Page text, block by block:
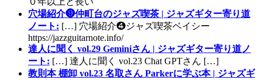
穴場紹介❾仲町台のジャズ喫茶 | ジャズギター寄り道
ノート: […] 穴場紹介❹ジャズ喫茶ベイシー
https://jazzguitarnote.info/
達人に聞く vol.29 Geminiさん | ジャズギター寄り道ノ
ート: […] 達人に聞く vol.23 Chat GPTさん […]
教則本 棚卸 vol.23 名取さん Parkerに学ぶ本 | ジャズギ